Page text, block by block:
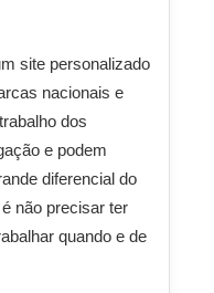
site personalizado
nacionais e
dos
e podem
diferencial do
não precisar ter
quando e de